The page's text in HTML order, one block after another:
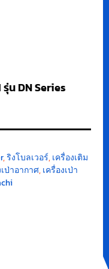
รุ่น DN Series
,ริงโบลเวอร์,เครื่องเติม
ป่าอากาศ,เครื่องเป่า